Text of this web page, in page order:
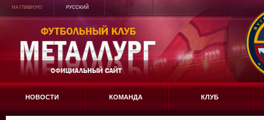
НА ГЛАВНУЮ РУССКИЙ
НОВОСТИ КОМАНДА КЛУБ